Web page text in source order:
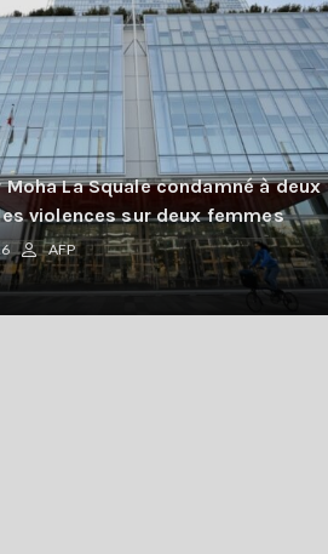
Moha La Squale condamné à deux
violences sur deux femmes
AFP